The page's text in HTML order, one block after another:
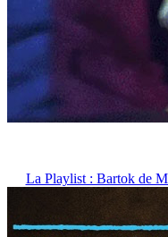
La Playlist : Bartok de